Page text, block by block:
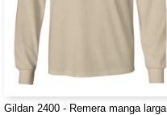
Gildan 2400 - Remera manga larga